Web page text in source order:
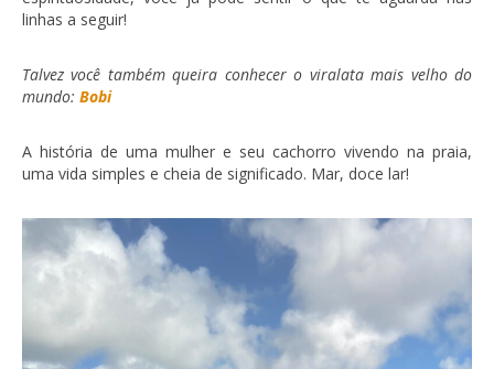
linhas a seguir!
Talvez você também queira conhecer o viralata mais velho do
mundo: Bobi
A história de uma mulher e seu cachorro vivendo na praia,
uma vida simples e cheia de significado. Mar, doce lar!